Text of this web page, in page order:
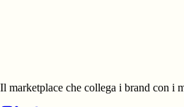
Il marketplace che collega i brand con i